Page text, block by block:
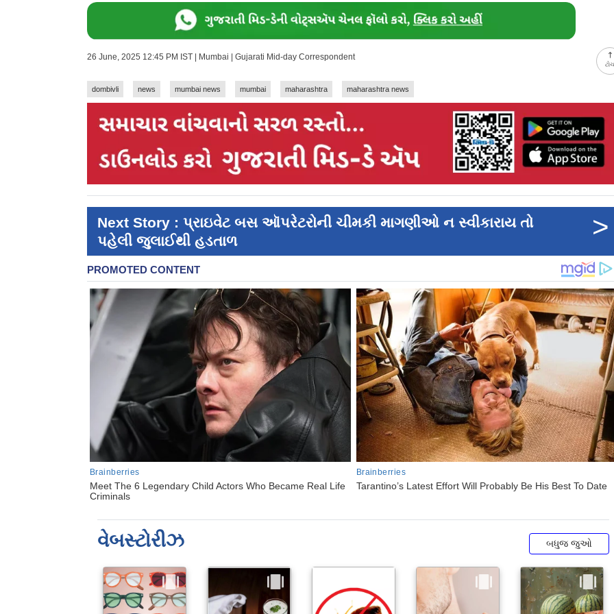
26 June, 2025 12:45 PM IST | Mumbai | Gujarati Mid-day Correspondent
dombivli news mumbai news mumbai maharashtra maharashtra news
Next Story : પ્રાઇવેટ બસ ઑપરેટરોની ચીમકી માગણીઓ ન સ્વીકારાય તો
પહેલી જુલાઈથી હડતાળ
>
વેબસ્ટોરીઝ બધુજ જુઓ